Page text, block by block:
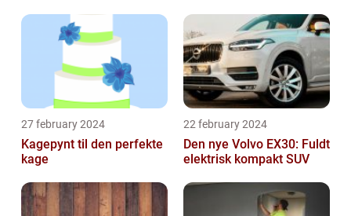
27 february 2024
Kagepynt til den perfekte
kage
22 february 2024
Den nye Volvo EX30: Fuldt
elektrisk kompakt SUV